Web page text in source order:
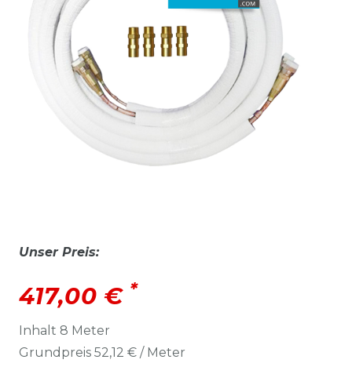
Unser Preis:
417,00 € *
Inhalt 8 Meter
Grundpreis 52,12 € / Meter